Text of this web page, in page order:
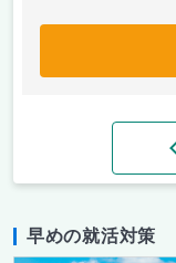
早めの就活対策